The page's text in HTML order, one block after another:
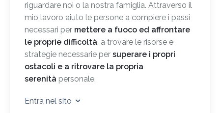
riguardare noi o la nostra famiglia. Attraverso il
mio lavoro aiuto le persone a compiere i passi
necessari per mettere a fuoco ed affrontare
le proprie difficoltà, a trovare le risorse e
strategie necessarie per superare i propri
ostacoli e a ritrovare la propria
serenità personale.
Entra nel sito